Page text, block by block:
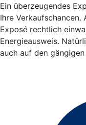
Ein überzeugendes
Ihre
Exposé rechtlich
Energieausweis.
auch auf den